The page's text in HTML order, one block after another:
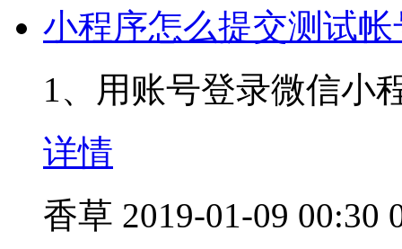
小程序怎么提交测试帐
1、用账号登录微信小
详情
香草 2019-01-09 00:30